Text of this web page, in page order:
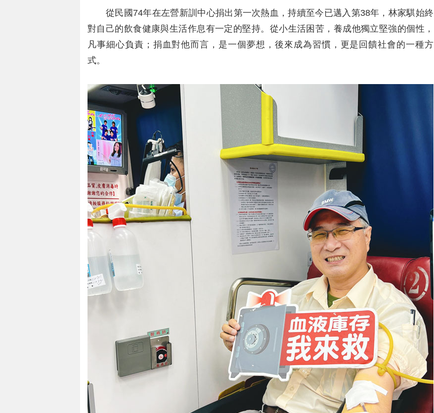
從民國74年在左營新訓中心捐出第一次熱血，持續至今已邁入第38年，林家騏始終
對自己的飲食健康與生活作息有一定的堅持。從小生活困苦，養成他獨立堅強的個性，
凡事細心負責；捐血對他而言，是一個夢想，後來成為習慣，更是回饋社會的一種方
式。